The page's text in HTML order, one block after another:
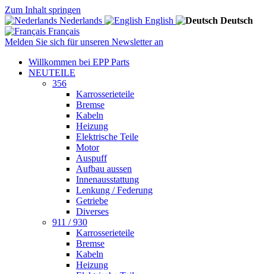
Zum Inhalt springen
Nederlands
English
Deutsch
Français
Melden Sie sich für unseren Newsletter an
Willkommen bei EPP Parts
NEUTEILE
356
Karrosserieteile
Bremse
Kabeln
Heizung
Elektrische Teile
Motor
Auspuff
Aufbau aussen
Innenausstattung
Lenkung / Federung
Getriebe
Diverses
911 / 930
Karrosserieteile
Bremse
Kabeln
Heizung